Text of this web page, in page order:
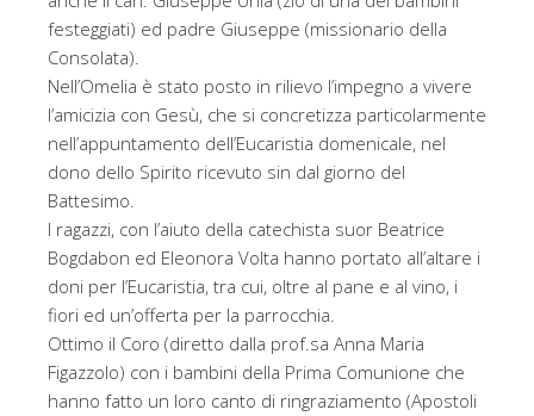
festeggiati) ed padre Giuseppe (missionario della
Consolata).
Nell’Omelia è stato posto in rilievo l’impegno a vivere
l’amicizia con Gesù, che si concretizza particolarmente
nell’appuntamento dell’Eucaristia domenicale, nel
dono dello Spirito ricevuto sin dal giorno del
Battesimo.
I ragazzi, con l’aiuto della catechista suor Beatrice
Bogdabon ed Eleonora Volta hanno portato all’altare i
doni per l’Eucaristia, tra cui, oltre al pane e al vino, i
fiori ed un’offerta per la parrocchia.
Ottimo il Coro (diretto dalla prof.sa Anna Maria
Figazzolo) con i bambini della Prima Comunione che
hanno fatto un loro canto di ringraziamento (Apostoli